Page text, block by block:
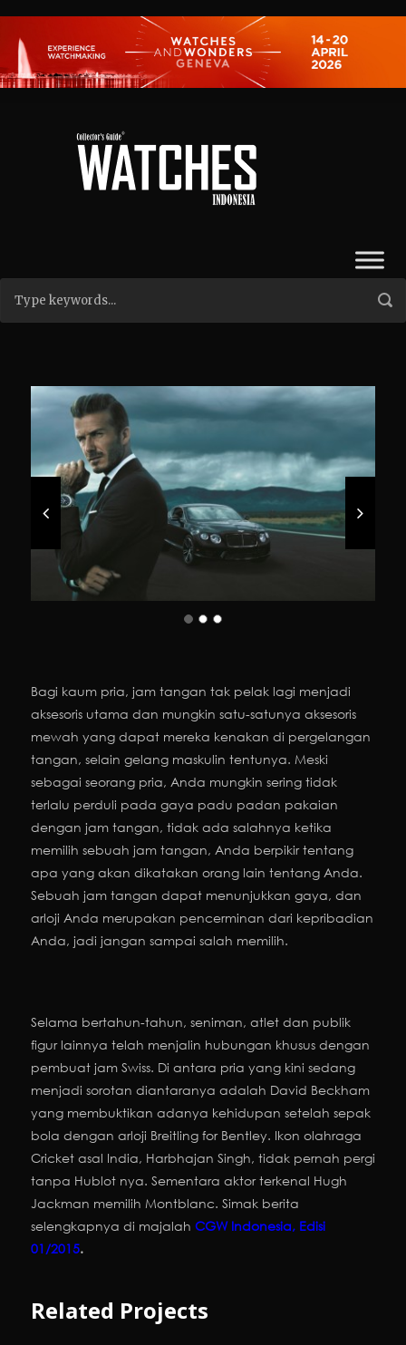
Bagi kaum pria, jam tangan tak pelak lagi menjadi
aksesoris utama dan mungkin satu-satunya aksesoris
mewah yang dapat mereka kenakan di pergelangan
tangan, selain gelang maskulin tentunya. Meski
sebagai seorang pria, Anda mungkin sering tidak
terlalu perduli pada gaya padu padan pakaian
dengan jam tangan, tidak ada salahnya ketika
memilih sebuah jam tangan, Anda berpikir tentang
apa yang akan dikatakan orang lain tentang Anda.
Sebuah jam tangan dapat menunjukkan gaya, dan
arloji Anda merupakan pencerminan dari kepribadian
Anda, jadi jangan sampai salah memilih.
Selama bertahun-tahun, seniman, atlet dan publik
figur lainnya telah menjalin hubungan khusus dengan
pembuat jam Swiss. Di antara pria yang kini sedang
menjadi sorotan diantaranya adalah David Beckham
yang membuktikan adanya kehidupan setelah sepak
bola dengan arloji Breitling for Bentley. Ikon olahraga
Cricket asal India, Harbhajan Singh, tidak pernah pergi
tanpa Hublot nya. Sementara aktor terkenal Hugh
Jackman memilih Montblanc. Simak berita
selengkapnya di majalah CGW Indonesia, Edisi
01/2015.
Related Projects